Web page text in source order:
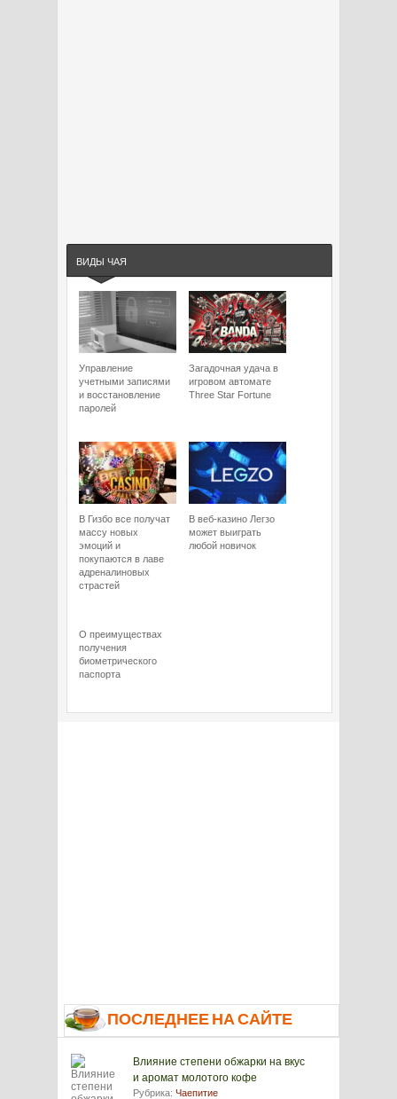
ВИДЫ ЧАЯ
Управление
учетными записями
и восстановление
паролей
Загадочная удача в
игровом автомате
Three Star Fortune
В Гизбо все получат
массу новых
эмоций и
покупаются в лаве
адреналиновых
страстей
В веб-казино Легзо
может выиграть
любой новичок
О преимуществах
получения
биометрического
паспорта
ПОСЛЕДНЕЕ НА САЙТЕ
Влияние степени обжарки на вкус
и аромат молотого кофе
Рубрика: Чаепитие